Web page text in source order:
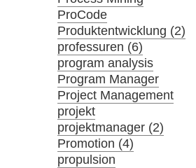
ProCode
Produktentwicklung (2)
professuren (6)
program analysis
Program Manager
Project Management
projekt
projektmanager (2)
Promotion (4)
propulsion